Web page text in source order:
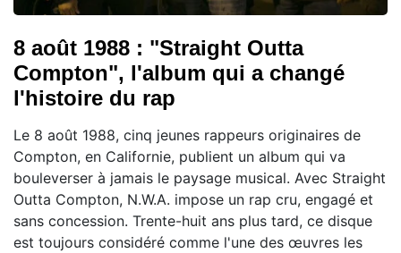
8 août 1988 : "Straight Outta
Compton", l'album qui a changé
l'histoire du rap
Le 8 août 1988, cinq jeunes rappeurs originaires de
Compton, en Californie, publient un album qui va
bouleverser à jamais le paysage musical. Avec Straight
Outta Compton, N.W.A. impose un rap cru, engagé et
sans concession. Trente-huit ans plus tard, ce disque
est toujours considéré comme l'une des œuvres les